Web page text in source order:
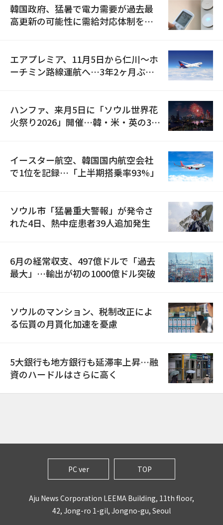
韓国政府、猛暑で電力需要が過去最
高更新の可能性に需給対応体制を点
エアプレミア、11月5日から仁川〜ホ
ーチミン路線運航へ…3年2ヶ月ぶり
ハンファ、来月5日に「ソウル世界花
火祭り2026」開催…韓・米・英の3カ
イースター航空、韓国国内航空会社
で1位を記録…「上半期搭乗率93%」
ソウル市「猛暑重大警報」が発令さ
れた4日、熱中症患者39人追加発生
6月の経常収支、497億ドルで「過去
最大」…輸出が初の1000億ドル突破
ソウルのマンション、税制改正によ
る伝貰の月貰化加速を憂慮
5大銀行も地方銀行も延滞率上昇…融
資のハードルはさらに高く
PC ver TOP
Aju News Corporation LEEMA Building, 11th floor,
42, Jong-ro 1-gil, Jongno-gu, Seoul